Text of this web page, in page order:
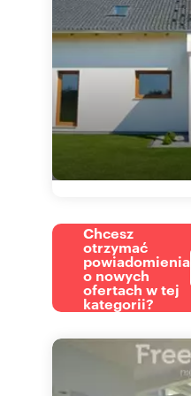
Chcesz
otrzymać
powiadomienia
o nowych
ofertach w tej
kategorii?